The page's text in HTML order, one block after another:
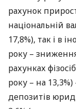
рахунок
національній
17,8%), так і в
року –
рахунках
року – на
депозитів